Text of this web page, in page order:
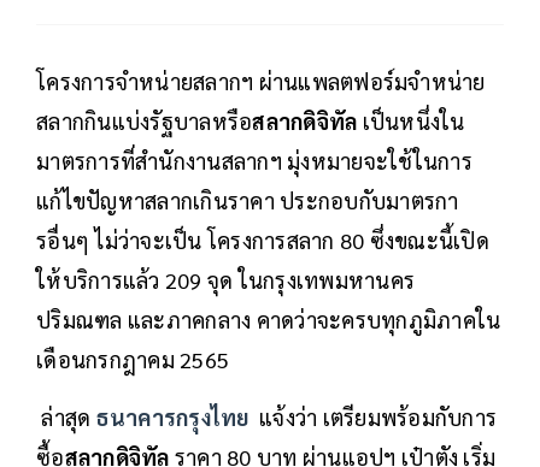
โครงการจำหน่ายสลากฯ ผ่านแพลตฟอร์มจำหน่าย
สลากกินแบ่งรัฐบาลหรือสลากดิจิทัล เป็นหนึ่งใน
มาตรการที่สำนักงานสลากฯ มุ่งหมายจะใช้ในการ
แก้ไขปัญหาสลากเกินราคา ประกอบกับมาตรกา
รอื่นๆ ไม่ว่าจะเป็น โครงการสลาก 80 ซึ่งขณะนี้เปิด
ให้บริการแล้ว 209 จุด ในกรุงเทพมหานคร
ปริมณฑล และภาคกลาง คาดว่าจะครบทุกภูมิภาคใน
เดือนกรกฎาคม 2565
ล่าสุด ธนาคารกรุงไทย แจ้งว่า เตรียมพร้อมกับการ
ซื้อสลากดิจิทัล ราคา 80 บาท ผ่านแอปฯ เป๋าตัง เริ่ม